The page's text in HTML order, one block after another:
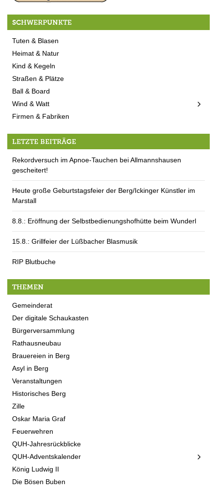
SCHWERPUNKTE
Tuten & Blasen
Heimat & Natur
Kind & Kegeln
Straßen & Plätze
Ball & Board
Wind & Watt
Firmen & Fabriken
LETZTE BEITRÄGE
Rekordversuch im Apnoe-Tauchen bei Allmannshausen
gescheitert!
Heute große Geburtstagsfeier der Berg/Ickinger Künstler im
Marstall
8.8.: Eröffnung der Selbstbedienungshofhütte beim Wunderl
15.8.: Grillfeier der Lüßbacher Blasmusik
RIP Blutbuche
THEMEN
Gemeinderat
Der digitale Schaukasten
Bürgerversammlung
Rathausneubau
Brauereien in Berg
Asyl in Berg
Veranstaltungen
Historisches Berg
Zille
Oskar Maria Graf
Feuerwehren
QUH-Jahresrückblicke
QUH-Adventskalender
König Ludwig II
Die Bösen Buben